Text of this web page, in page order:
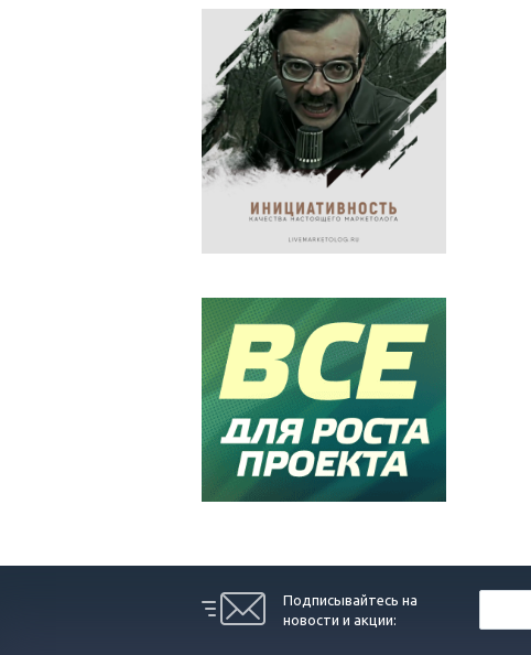
Подписывайтесь на
новости и акции: